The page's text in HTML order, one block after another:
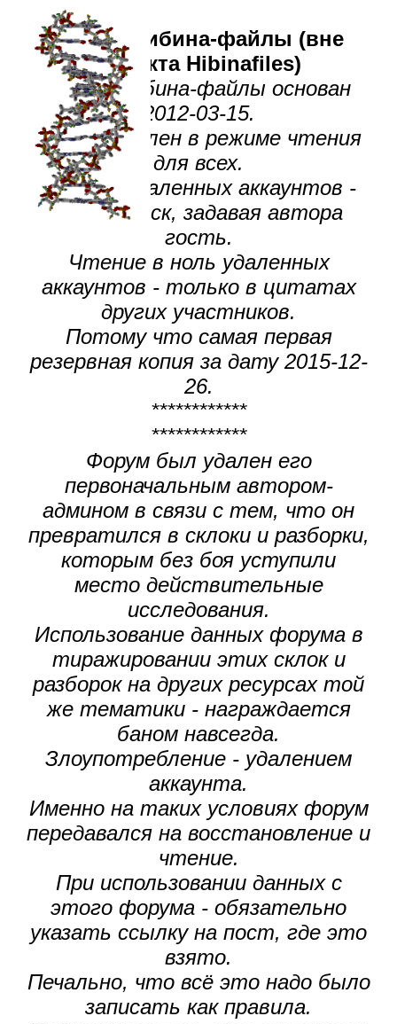
Форум Хибина-файлы (вне
проекта Hibinafiles)
Форум Хибина-файлы основан
2012-03-15.
Восстановлен в режиме чтения
для всех.
Чтение удаленных аккаунтов -
через поиск, задавая автора
гость.
Чтение в ноль удаленных
аккаунтов - только в цитатах
других участников.
Потому что самая первая
резервная копия за дату 2015-12-
26.
************
************
Форум был удален его
первоначальным автором-
админом в связи с тем, что он
превратился в склоки и разборки,
которым без боя уступили
место действительные
исследования.
Использование данных форума в
тиражировании этих склок и
разборок на других ресурсах той
же тематики - награждается
баном навсегда.
Злоупотребление - удалением
аккаунта.
Именно на таких условиях форум
передавался на восстановление и
чтение.
При использовании данных с
этого форума - обязательно
указать ссылку на пост, где это
взято.
Печально, что всё это надо было
записать как правила.